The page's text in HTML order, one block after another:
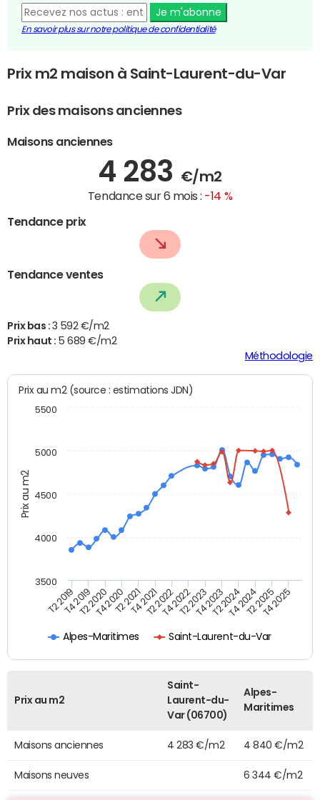
Je m'abonne
En savoir plus sur notre politique de confidentialité
Prix m2 maison à Saint-Laurent-du-Var
Prix des maisons anciennes
Maisons anciennes
4 283 €/m2
Tendance sur 6 mois : -14 %
Tendance prix
Tendance ventes
Prix bas : 3 592 €/m2
Prix haut : 5 689 €/m2
Méthodologie
Prix au m2
Prix au m2 (source : estimations JDN)
Alpes-Maritimes Saint-Laurent-du-Var
T2 2019T4 2019T2 2020T4 2020T2 2021T4 2021T2 2022T4 2022T2 2023T4 2023T2 2024T4 2024T2 2025T4 2025
4000
4500
5000
3500
5500
Prix au m2
Saint-
Laurent-du-
Var (06700)
Alpes-
Maritimes
Maisons anciennes 4 283 €/m2 4 840 €/m2
Maisons neuves 6 344 €/m2